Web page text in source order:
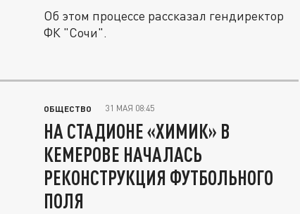
Об этом процессе рассказал гендиректор
ФК "Сочи".
ОБЩЕСТВО 31 МАЯ 08:45
НА СТАДИОНЕ «ХИМИК» В
КЕМЕРОВЕ НАЧАЛАСЬ
РЕКОНСТРУКЦИЯ ФУТБОЛЬНОГО
ПОЛЯ